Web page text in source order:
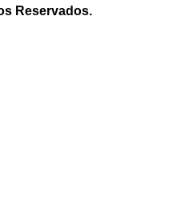
Reservados.